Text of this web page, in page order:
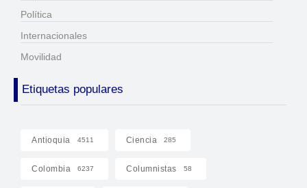
Política
Internacionales
Movilidad
Etiquetas populares
Antioquia 4511 Ciencia 285
Colombia 6237 Columnistas 58